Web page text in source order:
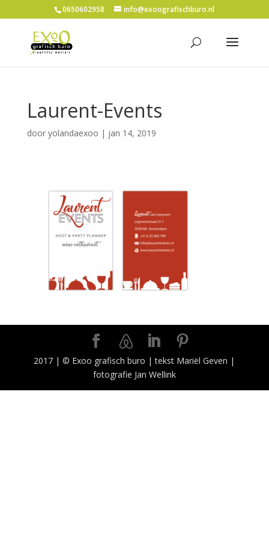
0650602958 info@exoografischburo.nl
Laurent-Events
door yolandaexoo | jan 14, 2019
2017 | © Exoo grafisch buro | tekst Mariël Geven |
fotografie Jan Wellink